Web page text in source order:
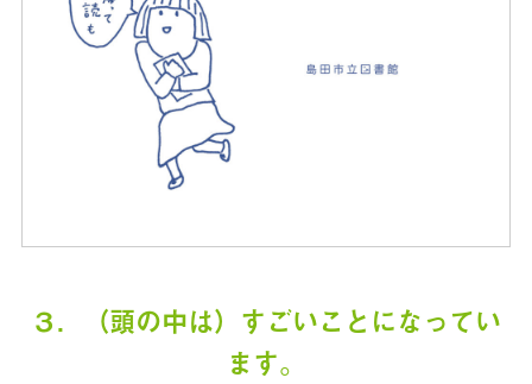
３．（頭の中は）すごいことになってい
ます。